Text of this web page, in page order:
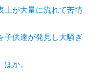
土が大量に流れて苦情
子供達が発見し大騒ぎ
か。